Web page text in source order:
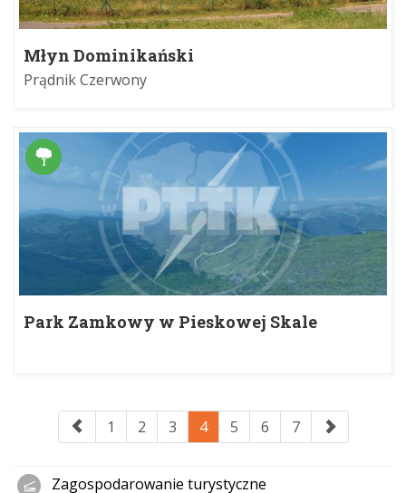
Młyn Dominikański
Prądnik Czerwony
Park Zamkowy w Pieskowej Skale
1 2 3 4 5 6 7
Zagospodarowanie turystyczne